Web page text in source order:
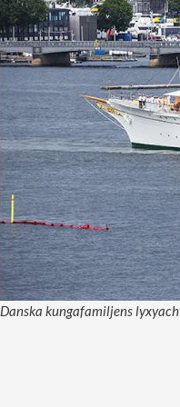
Danska kungafamiljens